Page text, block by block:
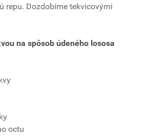
repu. Dozdobíme tekvicovými
na spôsob údeného lososa
octu